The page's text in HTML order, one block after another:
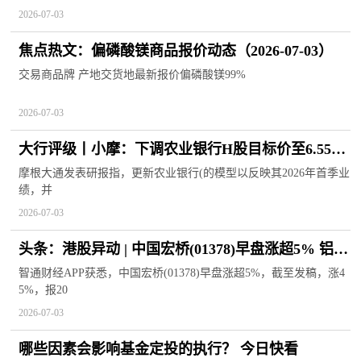
2026-07-03
焦点热文：偏磷酸镁商品报价动态（2026-07-03）
交易商品牌 产地交货地最新报价偏磷酸镁99%
2026-07-03
大行评级丨小摩：下调农业银行H股目标价至6.55港
元，维持“增持”评级-热点聚焦
摩根大通发表研报指，更新农业银行(的模型以反映其2026年首季业
绩，并
2026-07-03
头条：港股异动 | 中国宏桥(01378)早盘涨超5% 铝价
有望回升至最多3500美元 公司红利价值凸显
智通财经APP获悉，中国宏桥(01378)早盘涨超5%，截至发稿，涨4
5%，报20
2026-07-03
哪些因素会影响基金定投的执行？ 今日快看